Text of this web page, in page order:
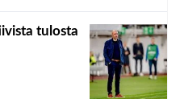
tulosta